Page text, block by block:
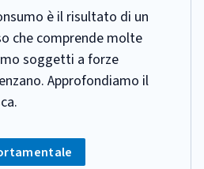
è il risultato di un
che comprende molte
soggetti a forze
Approfondiamo il